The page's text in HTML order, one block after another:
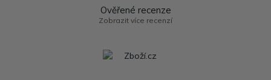
Ověřené recenze
Zobrazit více recenzí